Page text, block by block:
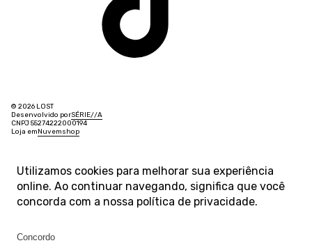
© 2026 LOST
Desenvolvido porSÉRIE//A
CNPJ 55274222000194
Loja em Nuvemshop
Utilizamos cookies para melhorar sua experiência
online. Ao continuar navegando, significa que você
concorda com a nossa política de privacidade.
Concordo